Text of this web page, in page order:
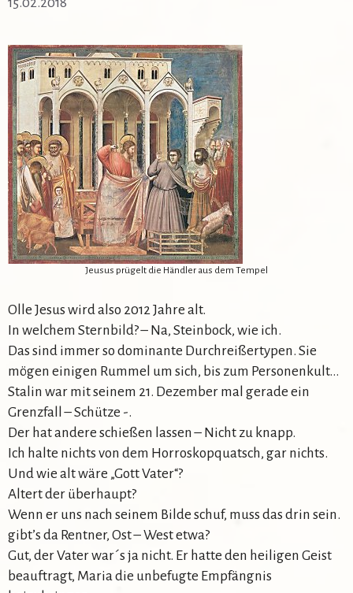
Jeusus prügelt die Händler aus dem Tempel
Olle Jesus wird also 2012 Jahre alt.
In welchem Sternbild? – Na, Steinbock, wie ich.
Das sind immer so dominante Durchreißertypen. Sie
mögen einigen Rummel um sich, bis zum Personenkult…
Stalin war mit seinem 21. Dezember mal gerade ein
Grenzfall – Schütze -.
Der hat andere schießen lassen – Nicht zu knapp.
Ich halte nichts von dem Horroskopquatsch, gar nichts.
Und wie alt wäre „Gott Vater“?
Altert der überhaupt?
Wenn er uns nach seinem Bilde schuf, muss das drin sein.
gibt’s da Rentner, Ost – West etwa?
Gut, der Vater war´s ja nicht. Er hatte den heiligen Geist
beauftragt, Maria die unbefugte Empfängnis